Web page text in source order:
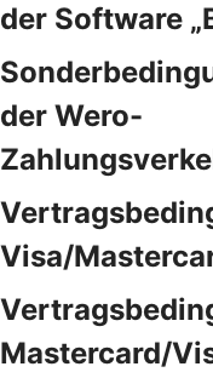
der Software
der Wero-
Visa/
Mastercard/